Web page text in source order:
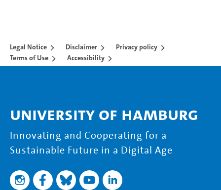
Legal Notice Disclaimer
Privacy policy
Terms of Use
Accessibility
University of Hamburg
Innovating and Cooperating for a
Sustainable Future in a Digital Age